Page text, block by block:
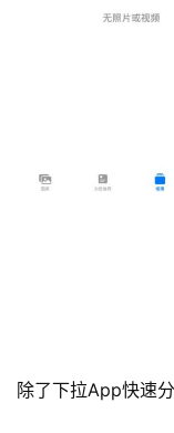
除了下拉App快速